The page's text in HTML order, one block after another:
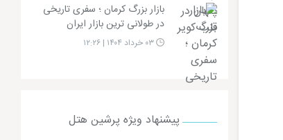
بازار بزرگ کرمان ؛ سفری تاریخی
در طولانی‌ ترین بازار ایران
۰۳ خرداد ۱۴۰۴ | ۱۲:۲۶
پیشنهاد ویژه پرشین هتل